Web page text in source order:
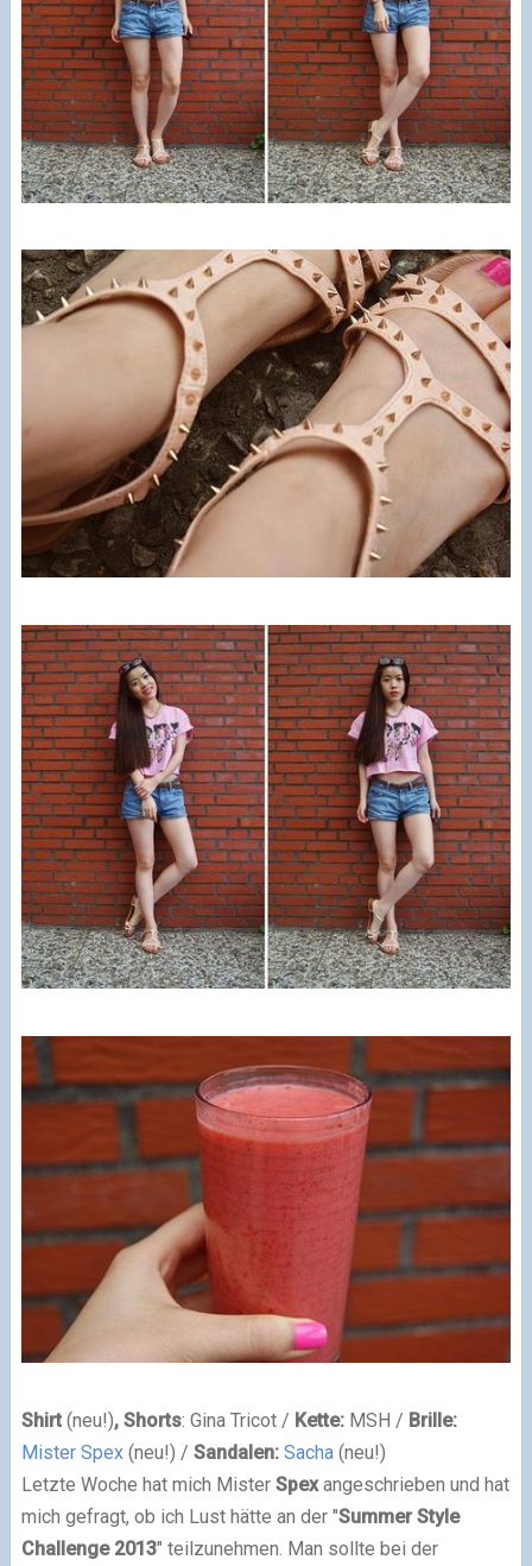
Shirt (neu!), Shorts: Gina Tricot / Kette:MSH / Brille:
Mister Spex(neu!) / Sandalen: Sacha(neu!)
Letzte Woche hat mich Mister Spexangeschrieben und hat
mich gefragt, ob ich Lust hätte an der "Summer Style
Challenge 2013" teilzunehmen. Man sollte bei der